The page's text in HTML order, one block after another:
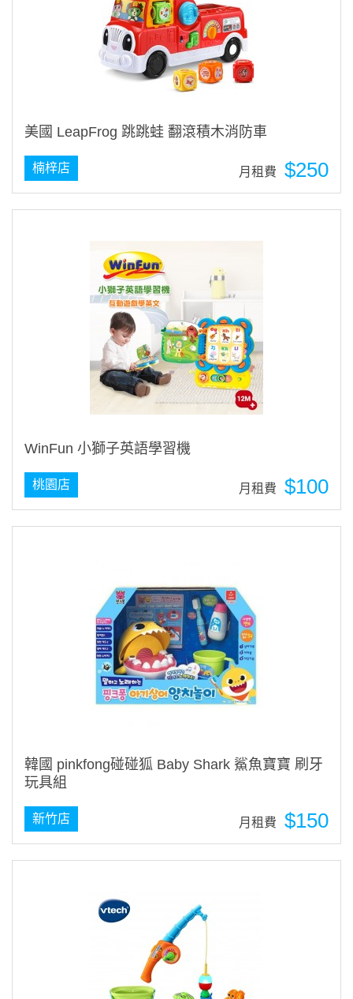
美國 LeapFrog 跳跳蛙 翻滾積木消防車
$250
月租費
楠梓店
WinFun 小獅子英語學習機
$100
月租費
桃園店
韓國 pinkfong碰碰狐 Baby Shark 鯊魚寶寶 刷牙
玩具組
$150
月租費
新竹店